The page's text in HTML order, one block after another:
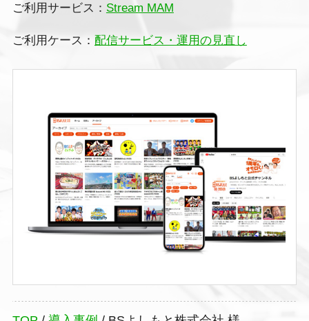
ご利用サービス： Stream MAM
ご利用ケース： 配信サービス・運用の見直し